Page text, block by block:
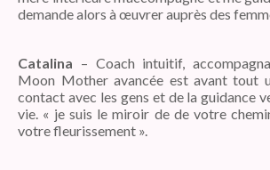
demande alors à œuvrer auprès des
Catalina – Coach intuitif,
Moon Mother avancée est avant tout
contact avec les gens et de la guidance
vie. « je suis le miroir de de votre
votre fleurissement ».